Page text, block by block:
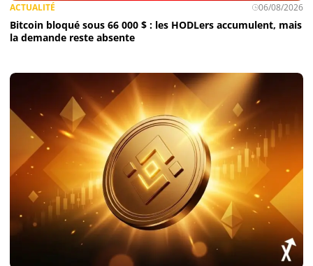
ACTUALITÉ 06/08/2026
Bitcoin bloqué sous 66 000 $ : les HODLers accumulent, mais
la demande reste absente